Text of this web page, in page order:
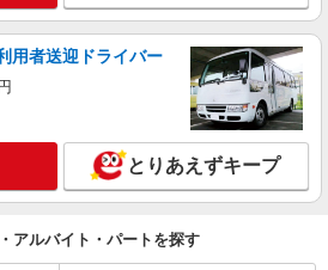
用者送迎ドライバー
とりあえずキープ
アルバイト・パートを探す